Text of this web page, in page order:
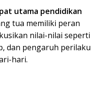
utama pendidikan
tua memiliki peran
nilai-nilai seperti
dan pengaruh perilaku
hari.